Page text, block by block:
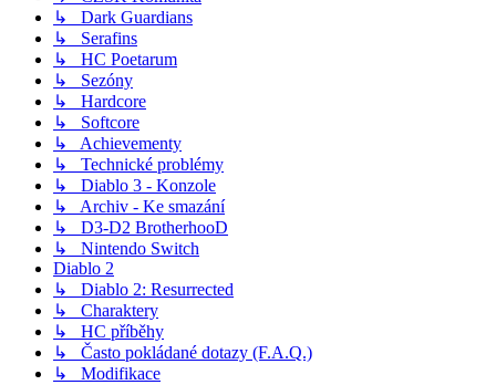
↳ Dark Guardians
↳ Serafins
↳ HC Poetarum
↳ Sezóny
↳ Hardcore
↳ Softcore
↳ Achievementy
↳ Technické problémy
↳ Diablo 3 - Konzole
↳ Archiv - Ke smazání
↳ D3-D2 BrotherhooD
↳ Nintendo Switch
Diablo 2
↳ Diablo 2: Resurrected
↳ Charaktery
↳ HC příběhy
↳ Často pokládané dotazy (F.A.Q.)
↳ Modifikace